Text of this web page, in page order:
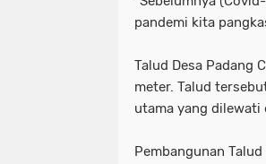
pandemi kita
Talud Desa Padang
meter. Talud
utama yang dilewati
Pembangunan